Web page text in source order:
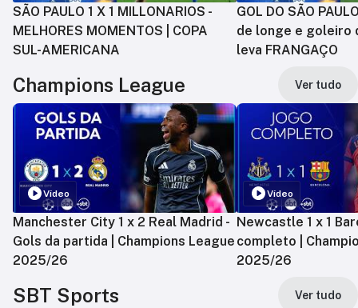
SÃO PAULO 1 X 1 MILLONARIOS -
MELHORES MOMENTOS | COPA
SUL-AMERICANA
GOL DO SÃO
de longe e goleiro
leva FRANGAÇO
Champions League Ver tudo
Vídeo
Manchester City 1 x 2 Real Madrid -
Gols da partida | Champions League
2025/26
Vídeo
Newcastle 1 x 1
completo |
2025/26
SBT Sports Ver tudo